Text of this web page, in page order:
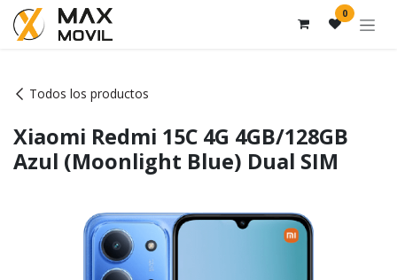
Ir al contenido 0
Todos los productos
Xiaomi Redmi 15C 4G 4GB/128GB
Azul (Moonlight Blue) Dual SIM